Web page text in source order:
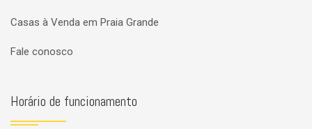
Casas à Venda em Praia Grande
Fale conosco
Horário de funcionamento